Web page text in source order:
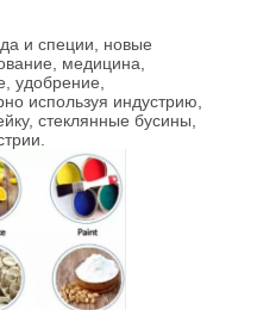
и специи, новые
медицина,
удобрение,
используя индустрию,
стеклянные бусины,